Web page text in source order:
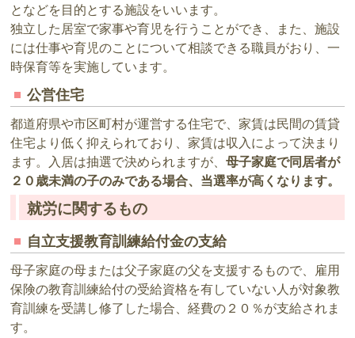
となどを目的とする施設をいいます。
独立した居室で家事や育児を行うことができ、また、施設
には仕事や育児のことについて相談できる職員がおり、一
時保育等を実施しています。
公営住宅
都道府県や市区町村が運営する住宅で、家賃は民間の賃貸
住宅より低く抑えられており、家賃は収入によって決まり
ます。入居は抽選で決められますが、母子家庭で同居者が
２０歳未満の子のみである場合、当選率が高くなります。
就労に関するもの
自立支援教育訓練給付金の支給
母子家庭の母または父子家庭の父を支援するもので、雇用
保険の教育訓練給付の受給資格を有していない人が対象教
育訓練を受講し修了した場合、経費の２０％が支給されま
す。